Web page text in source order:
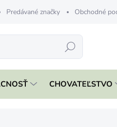
Predávané značky Obchodné
Hľadať
CHOVATEĽSTVO